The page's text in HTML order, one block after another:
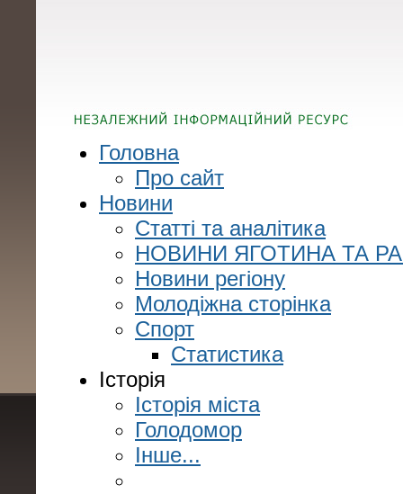
Головна
Про сайт
Новини
Статті та аналітика
НОВИНИ ЯГОТИНА ТА
Новини регіону
Молодіжна сторінка
Спорт
Статистика
Історія
Історія міста
Голодомор
Інше...